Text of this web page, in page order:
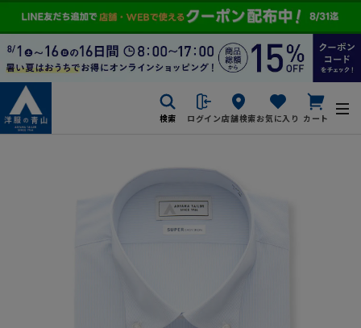
検索 ログイン店舗検索お気に入り カート